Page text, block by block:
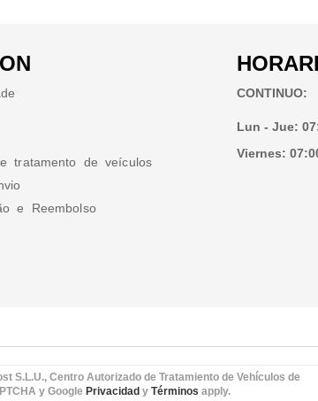
tratamento de veículos
e Reembolso
CONTINUO:
Lun - Jue:
Viernes:
S.L.U., Centro Autorizado de Tratamiento de Vehículos de
y Google Privacidad y Términos apply.